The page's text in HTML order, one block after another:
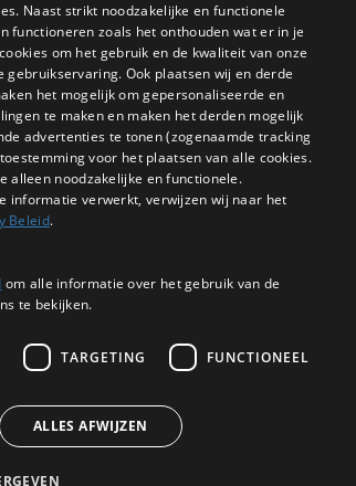
eierwekker piepei jaren 80
Naast strikt noodzakelijke en functionele
functioneren zoals het onthouden wat er in je
om het gebruik en de kwaliteit van onze
Ook plaatsen wij en derde
het mogelijk om gepersonaliseerde en
te maken en maken het derden mogelijk
advertenties te tonen (zogenaamde tracking
voor het plaatsen van alle cookies.
alleen noodzakelijke en functionele.
informatie verwerkt, verwijzen wij naar het
Beleid.
om alle informatie over het gebruik van de
te bekijken.
TARGETING FUNCTIONEEL
ALLES AFWIJZEN